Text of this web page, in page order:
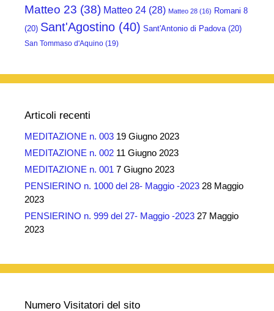
Matteo 23 (38) Matteo 24 (28) Matteo 28 (16) Romani 8
(20) Sant'Agostino (40) Sant'Antonio di Padova(20)
San Tommaso d'Aquino (19)
Articoli recenti
MEDITAZIONE n. 003 19 Giugno 2023
MEDITAZIONE n. 002 11 Giugno 2023
MEDITAZIONE n. 001 7 Giugno 2023
PENSIERINO n. 1000 del 28- Maggio -2023 28 Maggio
2023
PENSIERINO n. 999 del 27- Maggio -2023 27 Maggio
2023
Numero Visitatori del sito